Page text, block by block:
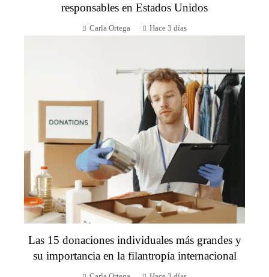
responsables en Estados Unidos
Carla Ortega Hace 3 días
Las 15 donaciones individuales más grandes y
su importancia en la filantropía internacional